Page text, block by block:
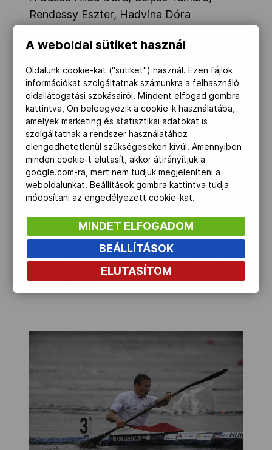
Rendessy Eszter, Hadvina Dóra
megszerezte a kvótát, hogy bejutott a
döntőbe 500 méteren, ott azonban nem
tudott beleszólni az érmes helyek sorsába
és hetedik lett. Az egység a vb-n végig
küszködött a rajttal, amely most sem
sikerült jól, s ezúttal a táv többi részében
sem tudott harcolni a riválisokkal. A
győzelmet az ötszörös olimpiai bajnok
Lisa Carrington vezette új-zélandiak
szerezték meg.
Az ötkarikás indulási jog ebben a
sportágban nem névre szól, a magyar
olimpiai csapat a jövő évi válogatókon
alakul majd ki.
A weboldal sütiket használ
Oldalunk cookie-kat ("sütiket") használ. Ezen fájlok
információkat szolgáltatnak számunkra a felhasználó
oldallátogatási szokásairól. Mindent elfogad gombra
kattintva, Ön beleegyezik a cookie-k használatába,
amelyek marketing és statisztikai adatokat is
szolgáltatnak a rendszer használatához
elengedhetetlenül szükségeseken kívül. Amennyiben
minden cookie-t elutasít, akkor átirányítjuk a
google.com-ra, mert nem tudjuk megjeleníteni a
weboldalunkat. Beállítások gombra kattintva tudja
módosítani az engedélyezett cookie-kat.
MINDET ELFOGADOM
BEÁLLÍTÁSOK
ELUTASÍTOM